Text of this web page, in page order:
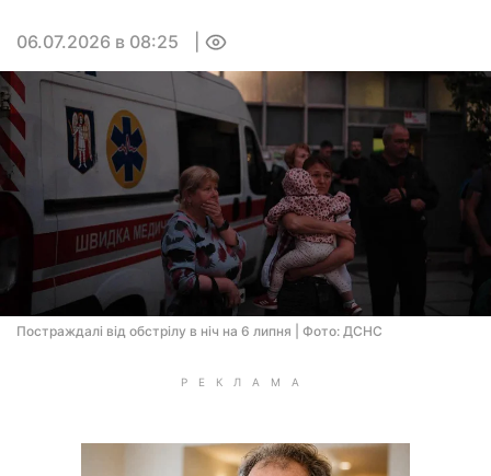
06.07.2026 в 08:25
Постраждалі від обстрілу в ніч на 6 липня | Фото: ДСНС